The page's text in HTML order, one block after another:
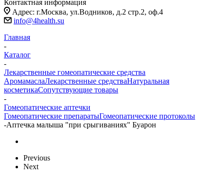
Контактная информация
Адрес: г.Москва, ул.Водников, д.2 стр.2, оф.4
info@4health.su
Главная
-
Каталог
-
Лекарственные гомеопатические средства
АромамаслаЛекарственные средстваНатуральная
косметикаСопутствующие товары
-
Гомеопатические аптечки
Гомеопатические препаратыГомеопатические протоколы
-Аптечка малыша "при срыгиваниях" Буарон
Previous
Next